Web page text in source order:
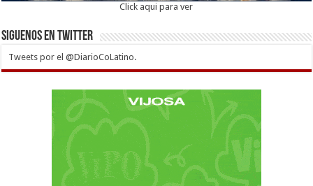
Click aqui para ver
Siguenos en twitter
Tweets por el @DiarioCoLatino.